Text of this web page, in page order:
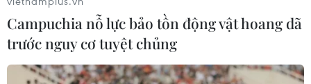
Campuchia nỗ lực bảo tồn động vật hoang dã
trước nguy cơ tuyệt chủng